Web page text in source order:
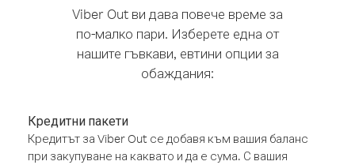
Viber Out ви дава повече време за
по-малко пари. Изберете една от
нашите гъвкави, евтини опции за
обаждания:
Кредитни пакети
Кредитът за Viber Out се добавя към вашия баланс
при закупуване на каквато и да е сума. С вашия